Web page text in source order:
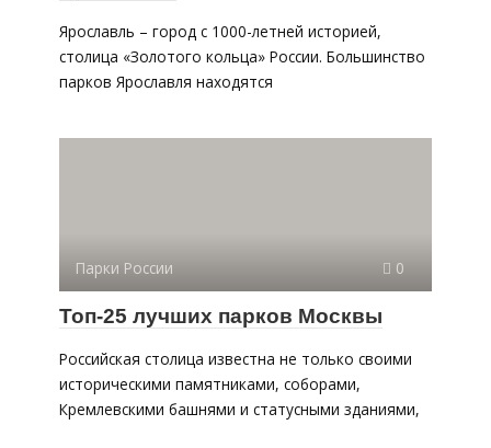
Ярославль – город с 1000-летней историей,
столица «Золотого кольца» России. Большинство
парков Ярославля находятся
Парки России 0
Топ-25 лучших парков Москвы
Российская столица известна не только своими
историческими памятниками, соборами,
Кремлевскими башнями и статусными зданиями,